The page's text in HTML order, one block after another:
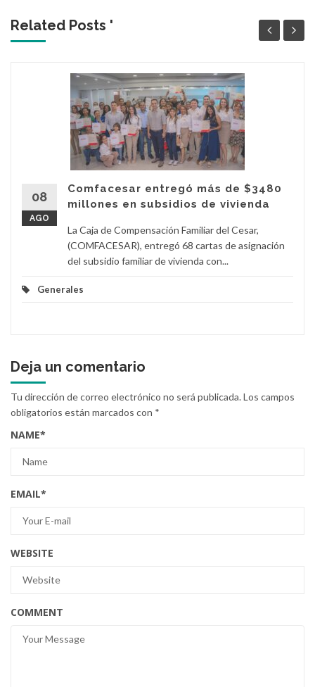
Related Posts '
08
AGO
Comfacesar entregó más de $3480
millones en subsidios de vivienda
La Caja de Compensación Familiar del Cesar,
(COMFACESAR), entregó 68 cartas de asignación
del subsidio familiar de vivienda con...
Generales
Deja un comentario
Tu dirección de correo electrónico no será publicada.Los campos
obligatorios están marcados con *
NAME*
EMAIL*
WEBSITE
COMMENT